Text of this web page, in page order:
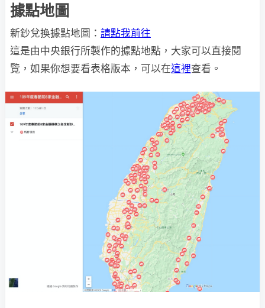
據點地圖
新鈔兌換據點地圖： 請點我前往
這是由中央銀行所製作的據點地點，大家可以直接閱
覽，如果你想要看表格版本，可以在這裡查看。